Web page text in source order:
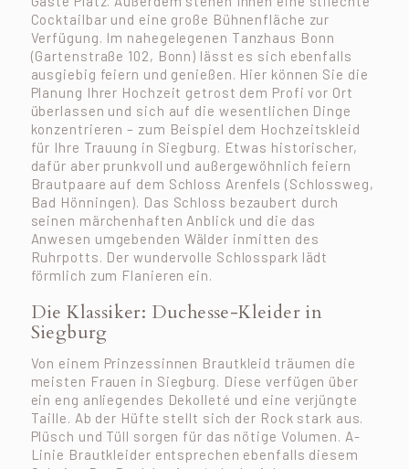
Cocktailbar und eine große Bühnenfläche zur
Verfügung. Im nahegelegenen Tanzhaus Bonn
(Gartenstraße 102, Bonn) lässt es sich ebenfalls
ausgiebig feiern und genießen. Hier können Sie die
Planung Ihrer Hochzeit getrost dem Profi vor Ort
überlassen und sich auf die wesentlichen Dinge
konzentrieren – zum Beispiel dem Hochzeitskleid
für Ihre Trauung in Siegburg. Etwas historischer,
dafür aber prunkvoll und außergewöhnlich feiern
Brautpaare auf dem Schloss Arenfels (Schlossweg,
Bad Hönningen). Das Schloss bezaubert durch
seinen märchenhaften Anblick und die das
Anwesen umgebenden Wälder inmitten des
Ruhrpotts. Der wundervolle Schlosspark lädt
förmlich zum Flanieren ein.
Die Klassiker: Duchesse-Kleider in
Siegburg
Von einem Prinzessinnen Brautkleid träumen die
meisten Frauen in Siegburg. Diese verfügen über
ein eng anliegendes Dekolleté und eine verjüngte
Taille. Ab der Hüfte stellt sich der Rock stark aus.
Plüsch und Tüll sorgen für das nötige Volumen. A-
Linie Brautkleider entsprechen ebenfalls diesem